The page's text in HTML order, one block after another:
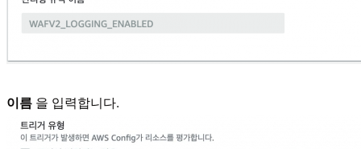
이름 을 입력합니다.